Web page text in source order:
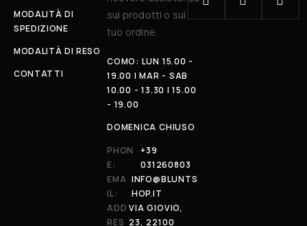
MODALITÀ DI
SPEDIZIONE
MODALITÀ DI RESO
CONTATTI
sui prodotti o sul
tuo ordine.
COMO: LUN 15.00 -
19.00 | MAR - SAB
10.00 - 13.30 | 15.00
- 19.00
DOMENICA CHIUSO
PHON
E:
+39
031260803
EMA
IL:
INFO@BLUNTS
HOP.IT
ADD
RES
VIA GIOVIO,
23, 22100